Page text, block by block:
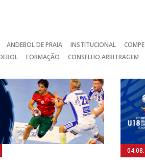
ANDEBOL DE PRAIA INSTITUCIONAL
FORMAÇÃO CONSELHO ARBITRAGEM